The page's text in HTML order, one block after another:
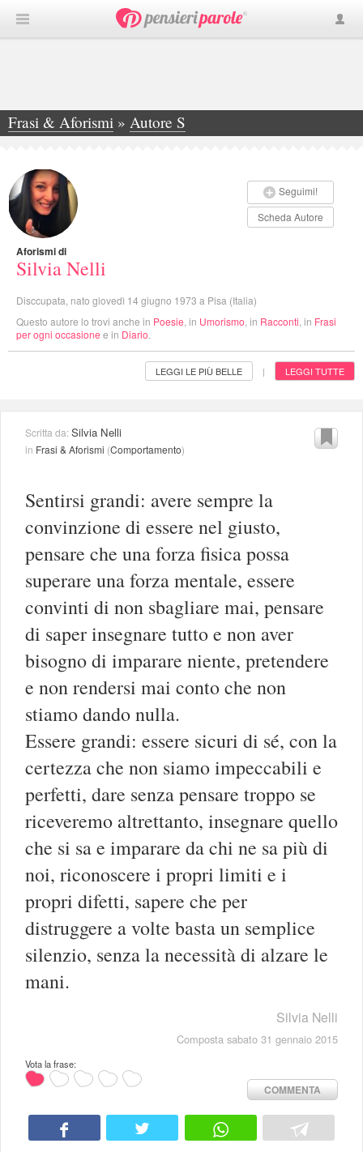
Frasi & Aforismi » Autore S
»Silvia Nelli
Seguimi!
Scheda Autore
Aforismi di
Silvia Nelli
Disccupata, nato giovedì 14 giugno 1973 a Pisa (Italia)
Questo autore lo trovi anche in Poesie , in Umorismo , in Racconti , in Frasi
per ogni occasione e in Diario
LEGGI LE PIÙ BELLE | LEGGI TUTTE
Scritta da:Silvia Nelli
in Frasi & Aforismi (Comportamento)
Sentirsi grandi: avere sempre la
convinzione di essere nel giusto,
pensare che una forza fisica possa
superare una forza mentale, essere
convinti di non sbagliare mai, pensare
di saper insegnare tutto e non aver
bisogno di imparare niente, pretendere
e non rendersi mai conto che non
stiamo dando nulla.
Essere grandi: essere sicuri di sé, con la
certezza che non siamo impeccabili e
perfetti, dare senza pensare troppo se
riceveremo altrettanto, insegnare quello
che si sa e imparare da chi ne sa più di
noi, riconoscere i propri limiti e i
propri difetti, sapere che per
distruggere a volte basta un semplice
silenzio, senza la necessità di alzare le
mani.
Silvia Nelli
Composta sabato 31 gennaio 2015
Vota la frase:
COMMENTA